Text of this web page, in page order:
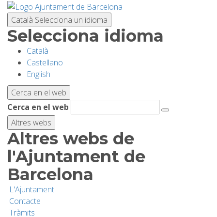
Català Selecciona un idioma
Selecciona idioma
Català
Castellano
English
Cerca en el web
Cerca en el web
Altres webs
Altres webs de
l'Ajuntament de
Barcelona
L'Ajuntament
Contacte
Tràmits
Vés
contingut
PLANIFICA LA VISITA
BIODIVERSITAT
ACTIVITATS
ESCOLES
RECERCA I CONSERVACIÓ
SOSTENIBILITAT